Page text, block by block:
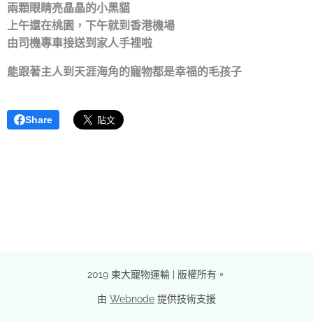
兩顆眼睛亮晶晶的小黑貓
上午還在桃園，下午就到香港機場
由司機專車接送到家人手裡啦
能跟著主人到天涯海角的寵物都是幸福的毛孩子❤️
Share
2019 東大寵物運輸 | 版權所有。
由 Webnode 提供技術支援